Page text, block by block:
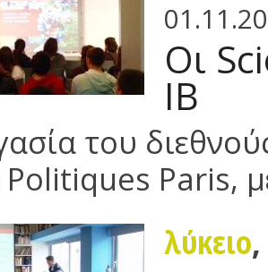
Οι
IB
του
Politiques Paris,
λύκειο,